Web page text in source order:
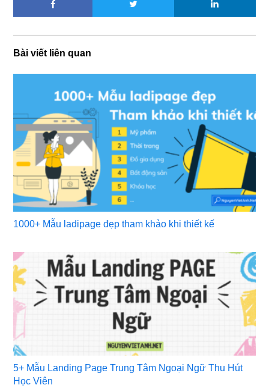
Bài viết liên quan
1000+ Mẫu ladipage đẹp tham khảo khi thiết kế
5+ Mẫu Landing Page Trung Tâm Ngoại Ngữ Thu Hút
Học Viên